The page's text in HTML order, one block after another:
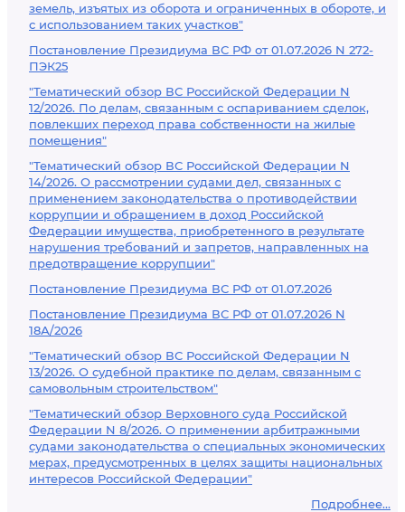
земель, изъятых из оборота и ограниченных в обороте, и
с использованием таких участков"
Постановление Президиума ВС РФ от 01.07.2026 N 272-
ПЭК25
"Тематический обзор ВС Российской Федерации N
12/2026. По делам, связанным с оспариванием сделок,
повлекших переход права собственности на жилые
помещения"
"Тематический обзор ВС Российской Федерации N
14/2026. О рассмотрении судами дел, связанных с
применением законодательства о противодействии
коррупции и обращением в доход Российской
Федерации имущества, приобретенного в результате
нарушения требований и запретов, направленных на
предотвращение коррупции"
Постановление Президиума ВС РФ от 01.07.2026
Постановление Президиума ВС РФ от 01.07.2026 N
18А/2026
"Тематический обзор ВС Российской Федерации N
13/2026. О судебной практике по делам, связанным с
самовольным строительством"
"Тематический обзор Верховного суда Российской
Федерации N 8/2026. О применении арбитражными
судами законодательства о специальных экономических
мерах, предусмотренных в целях защиты национальных
интересов Российской Федерации"
Подробнее...